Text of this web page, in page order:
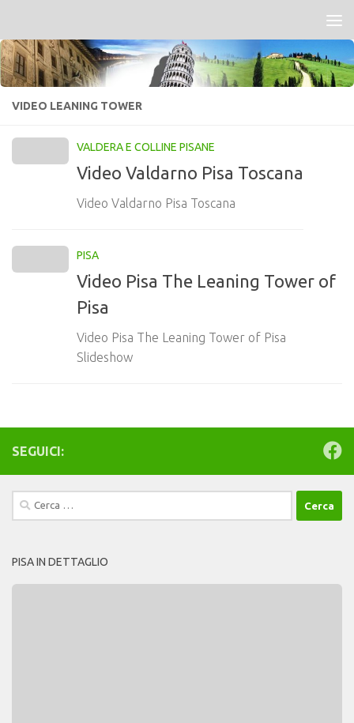
VIDEO LEANING TOWER
VALDERA E COLLINE PISANE
Video Valdarno Pisa Toscana
Video Valdarno Pisa Toscana
PISA
Video Pisa The Leaning Tower of
Pisa
Video Pisa The Leaning Tower of Pisa
Slideshow
SEGUICI:
Ricerca
per:
PISA IN DETTAGLIO